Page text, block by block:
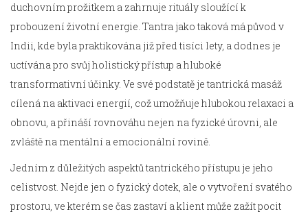
duchovním prožitkem a zahrnuje rituály sloužící k
probouzení životní energie. Tantra jako taková má původ v
Indii, kde byla praktikována již před tisíci lety, a dodnes je
uctívána pro svůj holistický přístup a hluboké
transformativní účinky. Ve své podstatě je tantrická masáž
cílená na aktivaci energií, což umožňuje hlubokou relaxaci a
obnovu, a přináší rovnováhu nejen na fyzické úrovni, ale
zvláště na mentální a emocionální rovině.
Jedním z důležitých aspektů tantrického přístupu je jeho
celistvost. Nejde jen o fyzický dotek, ale o vytvoření svatého
prostoru, ve kterém se čas zastaví a klient může zažít pocit